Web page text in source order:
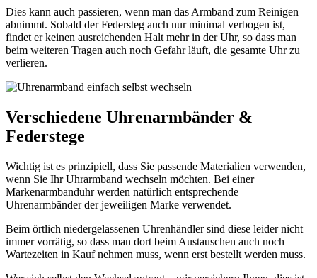
Dies kann auch passieren, wenn man das Armband zum Reinigen
abnimmt. Sobald der Federsteg auch nur minimal verbogen ist,
findet er keinen ausreichenden Halt mehr in der Uhr, so dass man
beim weiteren Tragen auch noch Gefahr läuft, die gesamte Uhr zu
verlieren.
Verschiedene Uhrenarmbänder &
Federstege
Wichtig ist es prinzipiell, dass Sie passende Materialien verwenden,
wenn Sie Ihr Uhrarmband wechseln möchten. Bei einer
Markenarmbanduhr werden natürlich entsprechende
Uhrenarmbänder der jeweiligen Marke verwendet.
Beim örtlich niedergelassenen Uhrenhändler sind diese leider nicht
immer vorrätig, so dass man dort beim Austauschen auch noch
Wartezeiten in Kauf nehmen muss, wenn erst bestellt werden muss.